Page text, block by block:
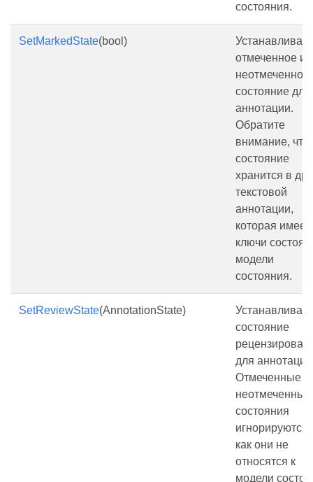
состояния.
SetMarkedState(bool)
Устанавливает
отмеченное и
неотмеченное
состояние для
аннотации.
Обратите
внимание, что
состояние
хранится в
текстовой
аннотации,
которая имеет
ключи
модели
состояния.
SetReviewState(AnnotationState)
Устанавливает
состояние
для
Отмеченные и
неотмеченные
состояния
игнорируются,
как они не
относятся к
модели